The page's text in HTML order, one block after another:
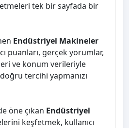
tek bir sayfada bir
Endüstriyel Makineler
puanları, gerçek yorumlar,
ve konum verileriyle
tercihi yapmanızı
öne çıkan Endüstriyel
keşfetmek, kullanıcı